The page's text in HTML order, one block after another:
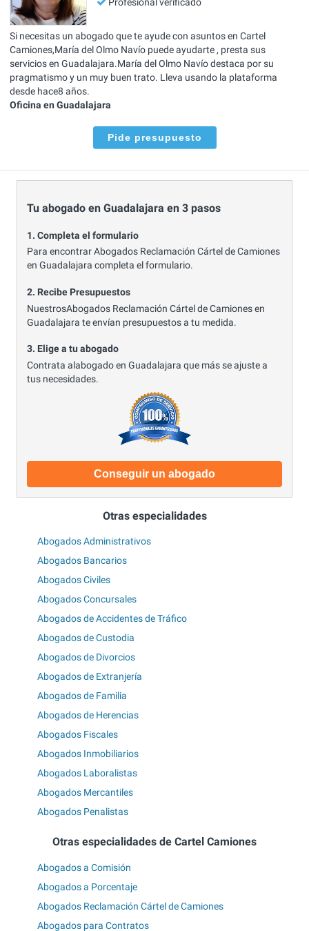
Si necesitas un abogado que te ayude con asuntos en Cartel
Camiones,María del Olmo Navío puede ayudarte , presta sus
servicios en Guadalajara.María del Olmo Navío destaca por su
pragmatismo y un muy buen trato. Lleva usando la plataforma
desde hace8 años.
Oficina en Guadalajara
Pide presupuesto
Tu abogado en Guadalajara en 3 pasos
1. Completa el formulario
Para encontrar Abogados Reclamación Cártel de Camiones
en Guadalajara completa el formulario.
2. Recibe Presupuestos
NuestrosAbogados Reclamación Cártel de Camiones en
Guadalajara te envían presupuestos a tu medida.
3. Elige a tu abogado
Contrata alabogado en Guadalajara que más se ajuste a
tus necesidades.
Conseguir un abogado
Otras especialidades
Abogados Administrativos
Abogados Bancarios
Abogados Civiles
Abogados Concursales
Abogados de Accidentes de Tráfico
Abogados de Custodia
Abogados de Divorcios
Abogados de Extranjería
Abogados de Familia
Abogados de Herencias
Abogados Fiscales
Abogados Inmobiliarios
Abogados Laboralistas
Abogados Mercantiles
Abogados Penalistas
Otras especialidades de Cartel Camiones
Abogados a Comisión
Abogados a Porcentaje
Abogados Reclamación Cártel de Camiones
Abogados para Contratos